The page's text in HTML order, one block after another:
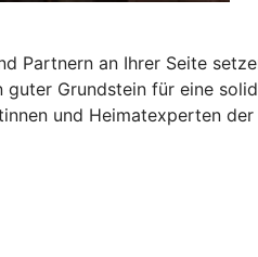
Partnern an Ihrer Seite
Grundstein für eine
und Heimatexperten